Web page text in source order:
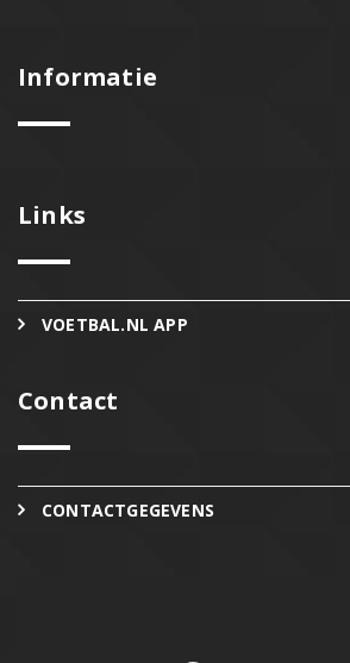
Informatie
Links
VOETBAL.NL APP
Contact
CONTACTGEGEVENS